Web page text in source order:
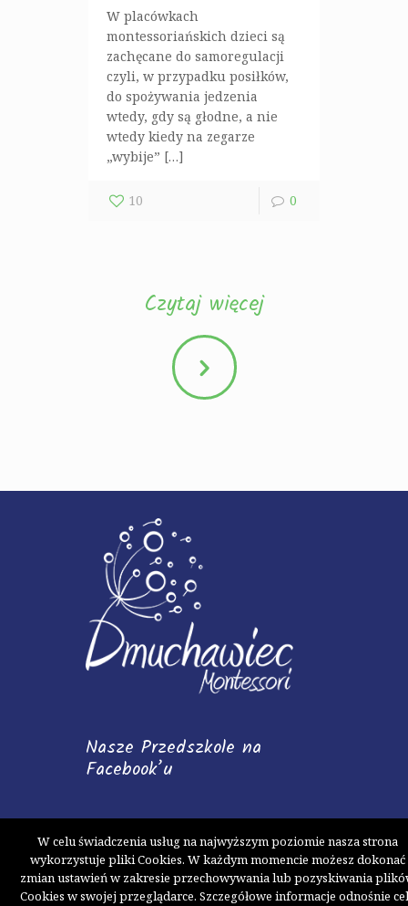
W placówkach
montessoriańskich dzieci są
zachęcane do samoregulacji
czyli, w przypadku posiłków,
do spożywania jedzenia
wtedy, gdy są głodne, a nie
wtedy kiedy na zegarze
„wybije” […]
10 0
Czytaj więcej
Nasze Przedszkole na
Facebook’u
W celu świadczenia usług na najwyższym poziomie nasza strona
wykorzystuje pliki Cookies. W każdym momencie możesz dokonać
zmian ustawień w zakresie przechowywania lub pozyskiwania
Cookies w swojej przeglądarce. Szczegółowe informacje odnośnie